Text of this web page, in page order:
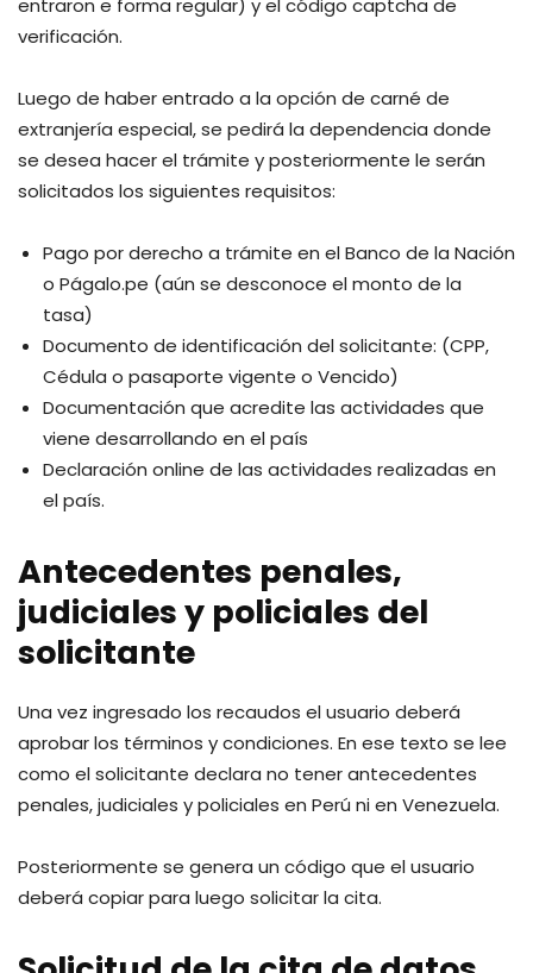
entraron e forma regular) y el código captcha de
verificación.
Luego de haber entrado a la opción de carné de
extranjería especial, se pedirá la dependencia donde
se desea hacer el trámite y posteriormente le serán
solicitados los siguientes requisitos:
Pago por derecho a trámite en el Banco de la Nación
o Págalo.pe (aún se desconoce el monto de la
tasa)
Documento de identificación del solicitante: (CPP,
Cédula o pasaporte vigente o Vencido)
Documentación que acredite las actividades que
viene desarrollando en el país
Declaración online de las actividades realizadas en
el país.
Antecedentes penales,
judiciales y policiales del
solicitante
Una vez ingresado los recaudos el usuario deberá
aprobar los términos y condiciones. En ese texto se lee
como el solicitante declara no tener antecedentes
penales, judiciales y policiales en Perú ni en Venezuela.
Posteriormente se genera un código que el usuario
deberá copiar para luego solicitar la cita.